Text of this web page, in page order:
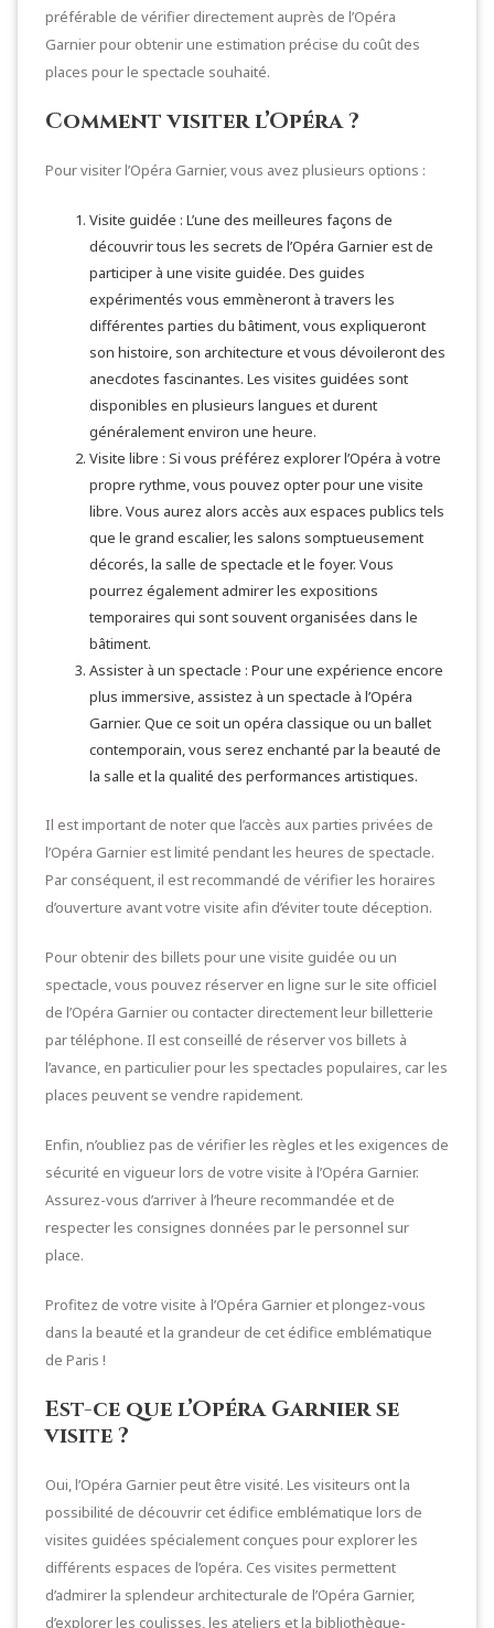
préférable de vérifier directement auprès de l’Opéra
Garnier pour obtenir une estimation précise du coût des
places pour le spectacle souhaité.
Comment visiter l’Opéra ?
Pour visiter l’Opéra Garnier, vous avez plusieurs options :
Visite guidée : L’une des meilleures façons de
découvrir tous les secrets de l’Opéra Garnier est de
participer à une visite guidée. Des guides
expérimentés vous emmèneront à travers les
différentes parties du bâtiment, vous expliqueront
son histoire, son architecture et vous dévoileront des
anecdotes fascinantes. Les visites guidées sont
disponibles en plusieurs langues et durent
généralement environ une heure.
Visite libre : Si vous préférez explorer l’Opéra à votre
propre rythme, vous pouvez opter pour une visite
libre. Vous aurez alors accès aux espaces publics tels
que le grand escalier, les salons somptueusement
décorés, la salle de spectacle et le foyer. Vous
pourrez également admirer les expositions
temporaires qui sont souvent organisées dans le
bâtiment.
Assister à un spectacle : Pour une expérience encore
plus immersive, assistez à un spectacle à l’Opéra
Garnier. Que ce soit un opéra classique ou un ballet
contemporain, vous serez enchanté par la beauté de
la salle et la qualité des performances artistiques.
Il est important de noter que l’accès aux parties privées de
l’Opéra Garnier est limité pendant les heures de spectacle.
Par conséquent, il est recommandé de vérifier les horaires
d’ouverture avant votre visite afin d’éviter toute déception.
Pour obtenir des billets pour une visite guidée ou un
spectacle, vous pouvez réserver en ligne sur le site officiel
de l’Opéra Garnier ou contacter directement leur billetterie
par téléphone. Il est conseillé de réserver vos billets à
l’avance, en particulier pour les spectacles populaires, car les
places peuvent se vendre rapidement.
Enfin, n’oubliez pas de vérifier les règles et les exigences de
sécurité en vigueur lors de votre visite à l’Opéra Garnier.
Assurez-vous d’arriver à l’heure recommandée et de
respecter les consignes données par le personnel sur
place.
Profitez de votre visite à l’Opéra Garnier et plongez-vous
dans la beauté et la grandeur de cet édifice emblématique
de Paris !
Est-ce que l’Opéra Garnier se
visite ?
Oui, l’Opéra Garnier peut être visité. Les visiteurs ont la
possibilité de découvrir cet édifice emblématique lors de
visites guidées spécialement conçues pour explorer les
différents espaces de l’opéra. Ces visites permettent
d’admirer la splendeur architecturale de l’Opéra Garnier,
d’explorer les coulisses, les ateliers et la bibliothèque-